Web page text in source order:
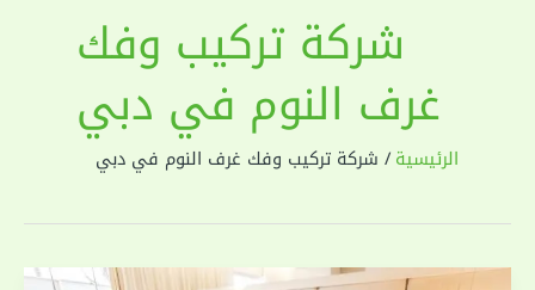
شركة تركيب وفك
غرف النوم في دبي
الرئيسية شركة تركيب وفك غرف النوم في دبي